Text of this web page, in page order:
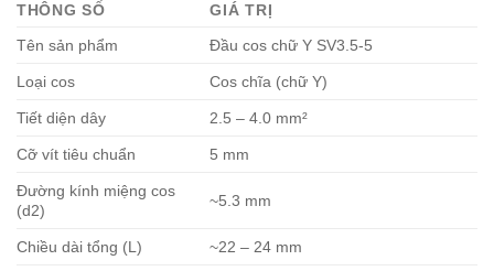
THÔNG SỐ
GIÁ TRỊ
Tên sản phẩm
Đầu cos chữ Y SV3.5-5
Loại cos Cos chĩa (chữ Y)
Tiết diện dây 2.5 – 4.0 mm²
Cỡ vít tiêu chuẩn 5 mm
Đường kính miệng cos
(d2)
~5.3 mm
Chiều dài tổng (L) ~22 – 24 mm